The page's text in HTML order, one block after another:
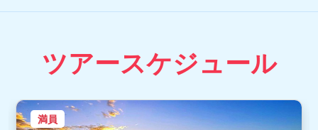
ツアースケジュール
満員